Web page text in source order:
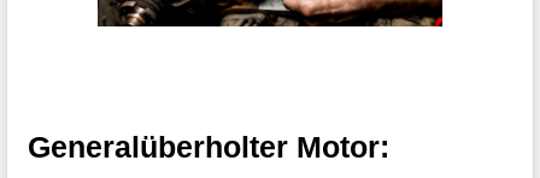
Generalüberholter Motor: